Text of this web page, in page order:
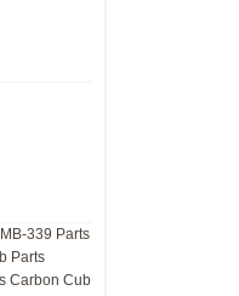
339 Parts
Parts
Carbon Cub